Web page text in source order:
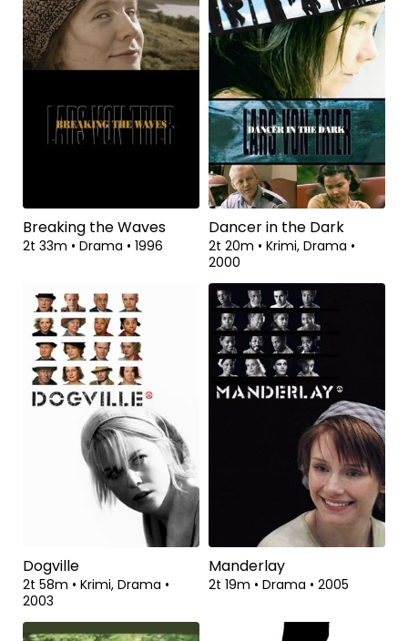
Breaking the Waves
2t 33m • Drama • 1996
Dancer in the Dark
2t 20m • Krimi, Drama •
2000
Dogville
2t 58m • Krimi, Drama •
2003
Manderlay
2t 19m • Drama • 2005